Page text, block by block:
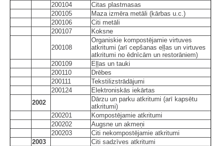
200104
Citas plastmasas
200105
Maza izmēra metāli (kārbas u.c.)
200106
Citi metāli
200107
Koksne
200108
Organiskie kompostējamie virtuves
atkritumi (arī cepšanas eļļas un virtuves
atkritumi no ēdnīcām un restorāniem)
200109
Eļļas un tauki
200110
Drēbes
200111
Tekstilizstrādājumi
200124
Elektroniskās iekārtas
2002
Dārzu un parku atkritumi (arī kapsētu
atkritumi)
200201
Kompostējamie atkritumi
200202
Augsne un akmeņi
200203
Citi nekompostējamie atkritumi
2003
Citi sadzīves atkritumi